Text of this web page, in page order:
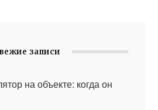
записи
на объекте: когда он